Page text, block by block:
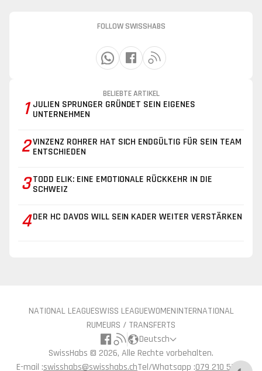
FOLLOW SWISSHABS
BELIEBTE ARTIKEL
1 JULIEN SPRUNGER GRÜNDET SEIN EIGENES
UNTERNEHMEN
2 VINZENZ ROHRER HAT SICH ENDGÜLTIG FÜR SEIN TEAM
ENTSCHIEDEN
3 TODD ELIK: EINE EMOTIONALE RÜCKKEHR IN DIE
SCHWEIZ
4 DER HC DAVOS WILL SEIN KADER WEITER VERSTÄRKEN
NATIONAL LEAGUESWISS LEAGUEWOMENINTERNATIONAL
RUMEURS / TRANSFERTS
Deutsch
SwissHabs © 2026, Alle Rechte vorbehalten.
E-mail :swisshabs@swisshabs.chTel/Whatsapp :079 210 57 71